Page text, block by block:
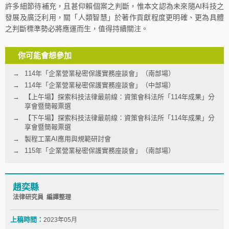
許多細節待補充，且甚仰賴個案之判斷，惟本文認為未來隨AI科技之
發展及廣泛利用，關「人類智慧」於著作貢獻程度更明確、更為具體
之判斷標準勢必將應運而生，值得持續關注。
你可能會想參加
114年「企業營業秘密保護實務座談會」（南部場）
114年「企業營業秘密保護實務座談會」（中部場）
【上午場】探索科技法律最前線：資策會科法所「114年成果」分
享會暨簡報票選
【下午場】探索科技法律最前線：資策會科法所「114年成果」分
享會暨簡報票選
製程工業AI應用與規範研討會
115年「企業營業秘密保護實務座談會」（南部場）
趙奕縣
法律研究員 編譯整理
上稿時間： 2023年05月